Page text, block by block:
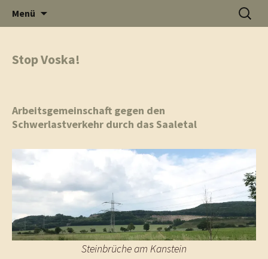
Thüste im
Internet
und
Menü
Suchen
nach:
Stop Voska!
Arbeitsgemeinschaft gegen den
Schwerlastverkehr durch das Saaletal
Steinbrüche am Kanstein